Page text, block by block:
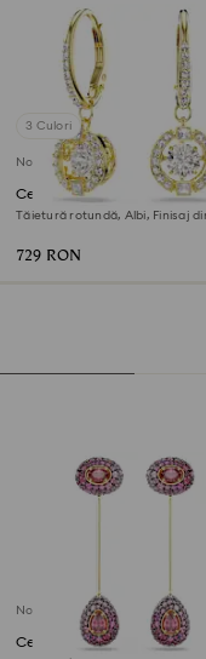
3 Culori
Nou
Cercei cu drop Una
Tăietură rotundă, Albi, Finisaj
729 RON
Nou
Cercei cu drop Sublima